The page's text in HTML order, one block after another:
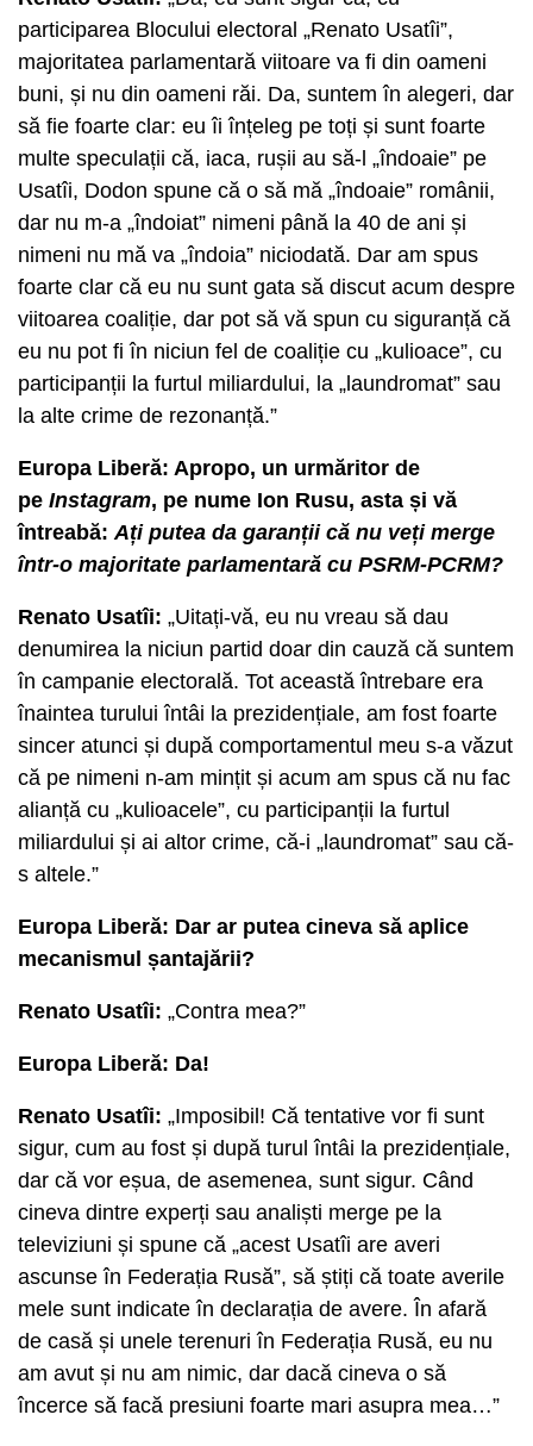
participarea Blocului electoral „Renato Usatîi”,
majoritatea parlamentară viitoare va fi din oameni
buni, și nu din oameni răi. Da, suntem în alegeri, dar
să fie foarte clar: eu îi înțeleg pe toți și sunt foarte
multe speculații că, iaca, rușii au să-l „îndoaie” pe
Usatîi, Dodon spune că o să mă „îndoaie” românii,
dar nu m-a „îndoiat” nimeni până la 40 de ani și
nimeni nu mă va „îndoia” niciodată. Dar am spus
foarte clar că eu nu sunt gata să discut acum despre
viitoarea coaliție, dar pot să vă spun cu siguranță că
eu nu pot fi în niciun fel de coaliție cu „kulioace”, cu
participanții la furtul miliardului, la „laundromat” sau
la alte crime de rezonanță.”
Europa Liberă: Apropo, un urmăritor de
pe Instagram, pe nume Ion Rusu, asta și vă
întreabă: Ați putea da garanții că nu veți merge
într-o majoritate parlamentară cu PSRM-PCRM?
Renato Usatîi: „Uitați-vă, eu nu vreau să dau
denumirea la niciun partid doar din cauză că suntem
în campanie electorală. Tot această întrebare era
înaintea turului întâi la prezidențiale, am fost foarte
sincer atunci și după comportamentul meu s-a văzut
că pe nimeni n-am mințit și acum am spus că nu fac
alianță cu „kulioacele”, cu participanții la furtul
miliardului și ai altor crime, că-i „laundromat” sau că-
s altele.”
Europa Liberă: Dar ar putea cineva să aplice
mecanismul șantajării?
Renato Usatîi: „Contra mea?”
Europa Liberă: Da!
Renato Usatîi: „Imposibil! Că tentative vor fi sunt
sigur, cum au fost și după turul întâi la prezidențiale,
dar că vor eșua, de asemenea, sunt sigur. Când
cineva dintre experți sau analiști merge pe la
televiziuni și spune că „acest Usatîi are averi
ascunse în Federația Rusă”, să știți că toate averile
mele sunt indicate în declarația de avere. În afară
de casă și unele terenuri în Federația Rusă, eu nu
am avut și nu am nimic, dar dacă cineva o să
încerce să facă presiuni foarte mari asupra mea…”